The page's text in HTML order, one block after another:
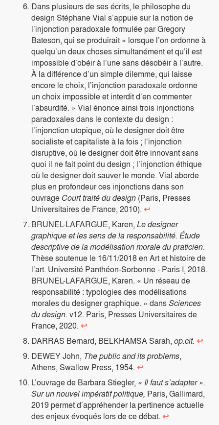
Dans plusieurs de ses écrits, le philosophe du
design Stéphane Vial s’appuie sur la notion de
l’injonction paradoxale formulée par Gregory
Bateson, qui se produirait « lorsque l’on ordonne à
quelqu’un deux choses simultanément et qu’il est
impossible d’obéir à l’une sans désobéir à l’autre.
À la différence d’un simple dilemme, qui laisse
encore le choix, l’injonction paradoxale ordonne
un choix impossible et interdit d’en commenter
l’absurdité. » Vial énonce ainsi trois injonctions
paradoxales dans le contexte du design :
l’injonction utopique, où le designer doit être
socialiste et capitaliste à la fois ; l’injonction
disruptive, où le designer doit être innovant sans
quoi il ne fait point du design ; l’injonction éthique
où le designer doit sauver le monde. Vial aborde
plus en profondeur ces injonctions dans son
ouvrage Court traité du design (Paris, Presses
Universitaires de France, 2010). ↩
BRUNEL-LAFARGUE, Karen, Le designer
graphique et les sens de la responsabilité. Étude
descriptive de la modélisation morale du praticien.
Thèse soutenue le 16/11/2018 en Art et histoire de
l’art. Université Panthéon-Sorbonne - Paris I, 2018.
BRUNEL-LAFARGUE, Karen. « Un réseau de
responsabilité : typologies des modélisations
morales du designer graphique. » dansSciences
du design. v12. Paris, Presses Universitaires de
France, 2020. ↩
DARRAS Bernard, BELKHAMSA Sarah, op.cit. ↩
DEWEY John, The public and its problems,
Athens, Swallow Press, 1954. ↩
L’ouvrage de Barbara Stiegler, « Il faut s’adapter ».
Sur un nouvel impératif politique, Paris, Gallimard,
2019 permet d’appréhender la pertinence actuelle
des enjeux évoqués lors de ce débat. ↩